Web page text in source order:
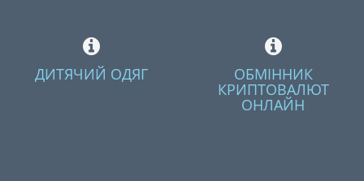
ДИТЯЧИЙ ОДЯГ ОБМІННИК
КРИПТОВАЛЮТ
ОНЛАЙН